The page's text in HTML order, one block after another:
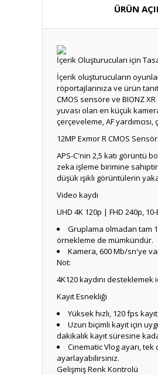
ÜRÜN
İçerik Oluşturucuları için
İçerik oluşturucuların
röportajlarınıza ve ürün
CMOS sensöre ve BIONZ
yuvası olan en küçük
çerçeveleme, AF
12MP Exmor R CMOS
APS-C'nin 2,5 katı görüntü
zeka işleme birimine
düşük ışıklı görüntülerin
Video kaydı
UHD 4K 120p | FHD 240p,
Gruplama olmadan tam
örnekleme de mümkündür.
Kamera, 600 Mb/sn'ye
Not:
4K120 kaydını
Kayıt Esnekliği
Yüksek hızlı, 120 fps
Uzun biçimli kayıt için
dakikalık kayıt süresine
Cinematic Vlog ayarı,
ayarlayabilirsiniz.
Gelişmiş Renk Kontrolü